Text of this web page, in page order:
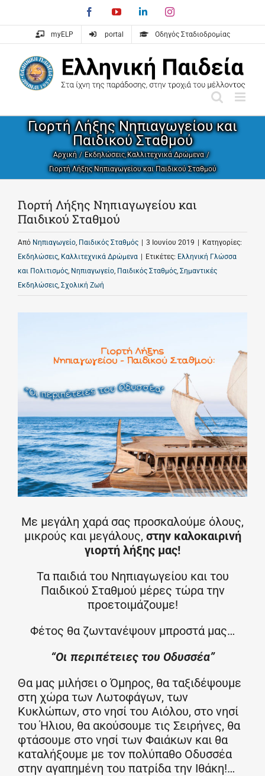
content
FacebookYouTubeLinkedInInstagram
myELP portal Οδηγός Σταδιοδρομίας
Γιορτή Λήξης Νηπιαγωγείου και
Παιδικού Σταθμού
Αρχική Εκδηλώσεις Καλλιτεχνικά Δρώμενα
Γιορτή Λήξης Νηπιαγωγείου και Παιδικού Σταθμού
Γιορτή Λήξης Νηπιαγωγείου και
Παιδικού Σταθμού
Από Νηπιαγωγείο, Παιδικός Σταθμός 3 Ιουνίου 2019
Κατηγορίες:
Εκδηλώσεις, Καλλιτεχνικά Δρώμενα Ετικέτες: Ελληνική Γλώσσα
και Πολιτισμός, Νηπιαγωγείο, Παιδικός Σταθμός, Σημαντικές
Εκδηλώσεις, Σχολική Ζωή
Με μεγάλη χαρά σας προσκαλούμε όλους,
μικρούς και μεγάλους, στην καλοκαιρινή
γιορτή λήξης μας!
Τα παιδιά του Νηπιαγωγείου και του
Παιδικού Σταθμού μέρες τώρα την
προετοιμάζουμε!
Φέτος θα ζωντανέψουν μπροστά μας…
“Οι περιπέτειες του Οδυσσέα”
Θα μας μιλήσει ο Όμηρος, θα ταξιδέψουμε
στη χώρα των Λωτοφάγων, των
Κυκλώπων, στο νησί του Αιόλου, στο νησί
του Ήλιου, θα ακούσουμε τις Σειρήνες, θα
φτάσουμε στο νησί των Φαιάκων και θα
καταλήξουμε με τον πολύπαθο Οδυσσέα
στην αγαπημένη του πατρίδα την Ιθάκη!…